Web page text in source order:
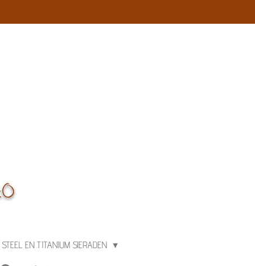
EN TITANIUM SIERADEN